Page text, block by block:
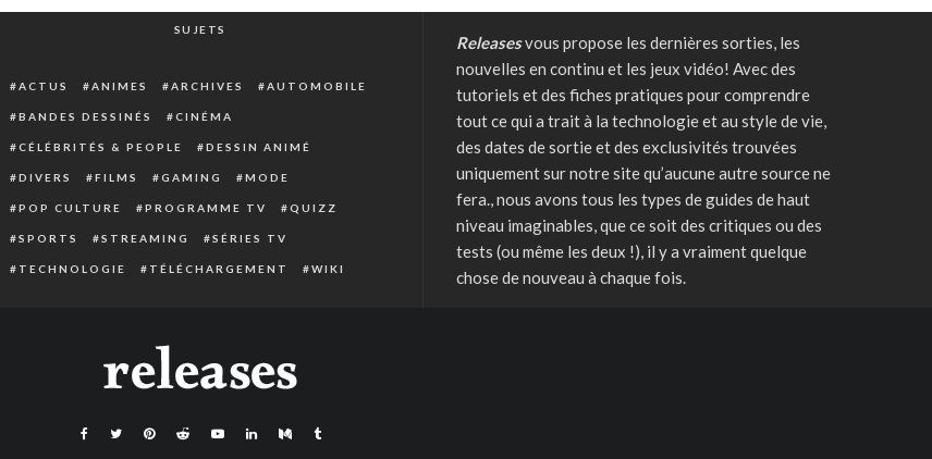
SUJETS
ACTUS ANIMES ARCHIVES AUTOMOBILE
BANDES DESSINÉS CINÉMA
CÉLÉBRITÉS & PEOPLE DESSIN ANIMÉ
DIVERS FILMS GAMING MODE
POP CULTURE PROGRAMME TV QUIZZ
SPORTS STREAMING SÉRIES TV
TECHNOLOGIE TÉLÉCHARGEMENT WIKI
Releasesvous propose les dernières sorties, les
nouvelles en continu et les jeux vidéo! Avec des
tutoriels et des fiches pratiques pour comprendre
tout ce qui a trait à la technologie et au style de vie,
des dates de sortie et des exclusivités trouvées
uniquement sur notre site qu’aucune autre source ne
fera., nous avons tous les types de guides de haut
niveau imaginables, que ce soit des critiques ou des
tests (ou même les deux !), il y a vraiment quelque
chose de nouveau à chaque fois.